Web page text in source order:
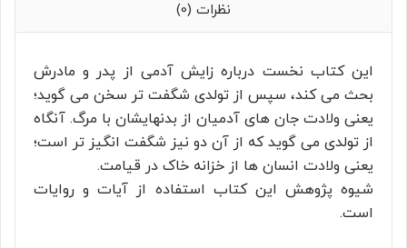
نظرات (0)
این کتاب نخست درباره زایش آدمی از پدر و مادرش
بحث می کند، سپس از تولدی شگفت تر سخن می گوید؛
یعنی ولادت جان های آدمیان از بدنهایشان با مرگ. آنگاه
از تولدی می گوید که از آن دو نیز شگفت انگیز تر است؛
یعنی ولادت انسان ها از خزانه خاک در قیامت.
شیوه پژوهش این کتاب استفاده از آیات و روایات
است.